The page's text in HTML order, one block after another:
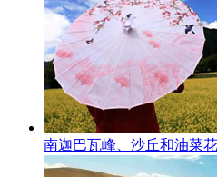
南迦巴瓦峰、沙丘和油菜